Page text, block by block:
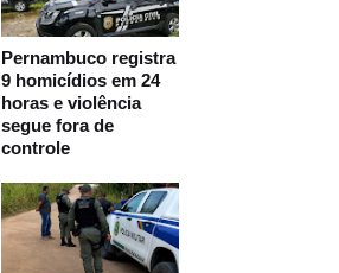
Pernambuco registra
9 homicídios em 24
horas e violência
segue fora de
controle